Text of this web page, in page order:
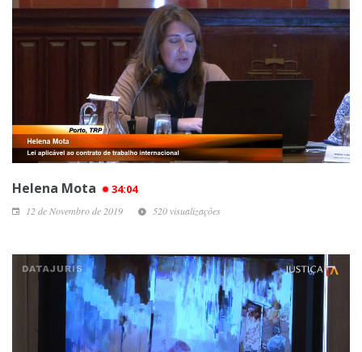
Helena Mota 34:04
12 de Novembro de 2019 520 visualizações